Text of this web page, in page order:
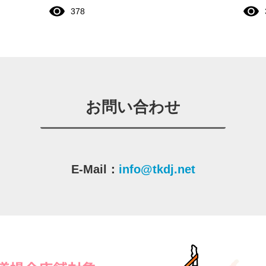
378
お問い合わせ
E-Mail： info@tkdj.net